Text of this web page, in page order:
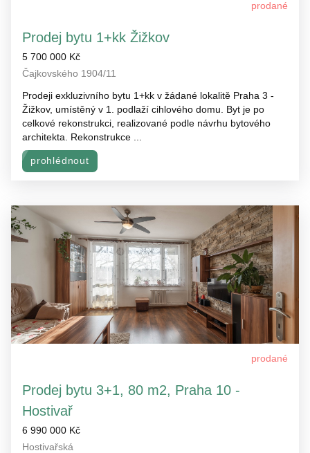
prodané
Prodej bytu 1+kk Žižkov
5 700 000 Kč
Čajkovského 1904/11
Prodeji exkluzivního bytu 1+kk v žádané lokalitě Praha 3 -
Žižkov, umístěný v 1. podlaží cihlového domu. Byt je po
celkové rekonstrukci, realizované podle návrhu bytového
architekta. Rekonstrukce ...
prohlédnout
prodané
Prodej bytu 3+1, 80 m2, Praha 10 -
Hostivař
6 990 000 Kč
Hostivařská